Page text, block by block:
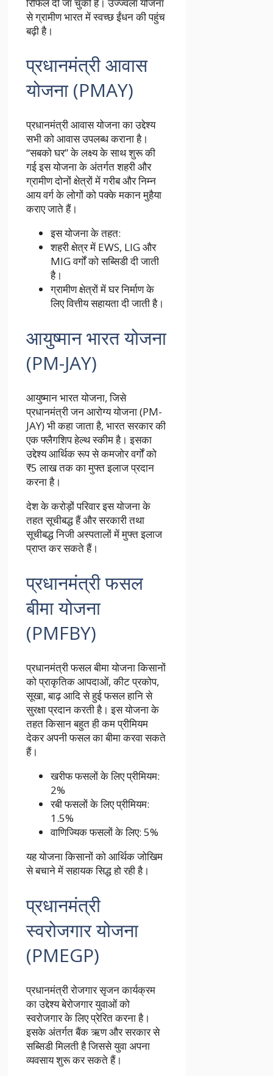
से ग्रामीण भारत में स्वच्छ ईंधन की पहुंच
बढ़ी है।
प्रधानमंत्री आवास
योजना (PMAY)
प्रधानमंत्री आवास योजना का उद्देश्य
सभी को आवास उपलब्ध कराना है।
“सबको घर” के लक्ष्य के साथ शुरू की
गई इस योजना के अंतर्गत शहरी और
ग्रामीण दोनों क्षेत्रों में गरीब और निम्न
आय वर्ग के लोगों को पक्के मकान मुहैया
कराए जाते हैं।
इस योजना के तहत:
शहरी क्षेत्र में EWS, LIG और
MIG वर्गों को सब्सिडी दी जाती
है।
ग्रामीण क्षेत्रों में घर निर्माण के
लिए वित्तीय सहायता दी जाती है।
आयुष्मान भारत योजना
(PM-JAY)
आयुष्मान भारत योजना, जिसे
प्रधानमंत्री जन आरोग्य योजना (PM-
JAY) भी कहा जाता है, भारत सरकार की
एक फ्लैगशिप हेल्थ स्कीम है। इसका
उद्देश्य आर्थिक रूप से कमजोर वर्गों को
₹5 लाख तक का मुफ्त इलाज प्रदान
करना है।
देश के करोड़ों परिवार इस योजना के
तहत सूचीबद्ध हैं और सरकारी तथा
सूचीबद्ध निजी अस्पतालों में मुफ्त इलाज
प्राप्त कर सकते हैं।
प्रधानमंत्री फसल
बीमा योजना
(PMFBY)
प्रधानमंत्री फसल बीमा योजना किसानों
को प्राकृतिक आपदाओं, कीट प्रकोप,
सूखा, बाढ़ आदि से हुई फसल हानि से
सुरक्षा प्रदान करती है। इस योजना के
तहत किसान बहुत ही कम प्रीमियम
देकर अपनी फसल का बीमा करवा सकते
हैं।
खरीफ फसलों के लिए प्रीमियम:
2%
रबी फसलों के लिए प्रीमियम:
1.5%
वाणिज्यिक फसलों के लिए: 5%
यह योजना किसानों को आर्थिक जोखिम
से बचाने में सहायक सिद्ध हो रही है।
प्रधानमंत्री
स्वरोजगार योजना
(PMEGP)
प्रधानमंत्री रोजगार सृजन कार्यक्रम
का उद्देश्य बेरोजगार युवाओं को
स्वरोजगार के लिए प्रेरित करना है।
इसके अंतर्गत बैंक ऋण और सरकार से
सब्सिडी मिलती है जिससे युवा अपना
व्यवसाय शुरू कर सकते हैं।